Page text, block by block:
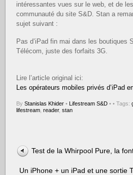
intéressantes vues sur le web, et de
communauté du site S&D. Stan a
sujet suivant :
Pas d’iPad fin mai dans les boutiques
Télécom, juste des forfaits 3G.
Lire l’article original ici:
Les opérateurs mobiles privés d’iPad
ByStanislas Khider • Lifestream S&D • • Tags:
lifestream ,reader,stan
Test de la Whirpool Pure, la
Un iPhone + un iPad et une sortie